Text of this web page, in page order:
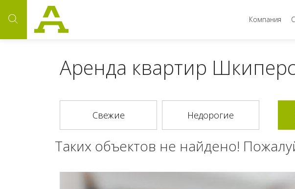
Компания
Аренда квартир
Таких объектов не найдено!